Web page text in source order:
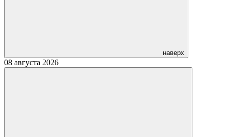
наверх
08 августа 2026